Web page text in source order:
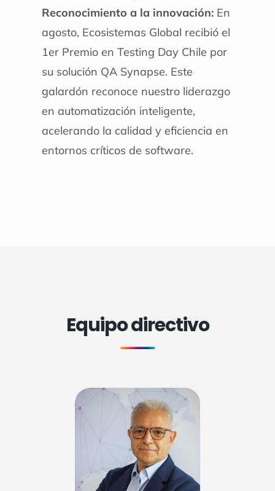
Reconocimiento a la innovación:En
agosto, Ecosistemas Global recibió el
1er Premio en Testing Day Chile por
su solución QA Synapse. Este
galardón reconoce nuestro liderazgo
en automatización inteligente,
acelerando la calidad y eficiencia en
entornos críticos de software.
Equipo directivo